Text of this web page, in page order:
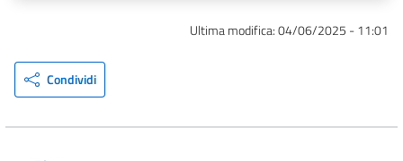
Ultima modifica:04/06/2025 - 11:01
Condividi